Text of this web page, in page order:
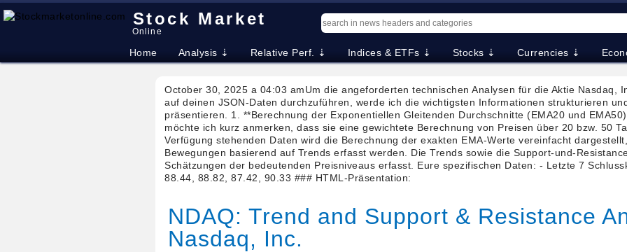
Stock Market
Online
Home Analysis ⇣ Relative Perf. ⇣ Indices & ETFs ⇣ Stocks ⇣ Currencies ⇣
October 30, 2025 a 04:03 amUm die angeforderten technischen Analysen für die Aktie Nasdaq,
auf deinen JSON-Daten durchzuführen, werde ich die wichtigsten Informationen strukturieren
präsentieren. 1. **Berechnung der Exponentiellen Gleitenden Durchschnitte (EMA20 und
möchte ich kurz anmerken, dass sie eine gewichtete Berechnung von Preisen über 20 bzw. 50
Verfügung stehenden Daten wird die Berechnung der exakten EMA-Werte vereinfacht
Bewegungen basierend auf Trends erfasst werden. Die Trends sowie die Support-und-
Schätzungen der bedeutenden Preisniveaus erfasst. Eure spezifischen Daten: - Letzte 7
88.44, 88.82, 87.42, 90.33 ### HTML-Präsentation:
NDAQ: Trend and Support & Resistance
Nasdaq, Inc.